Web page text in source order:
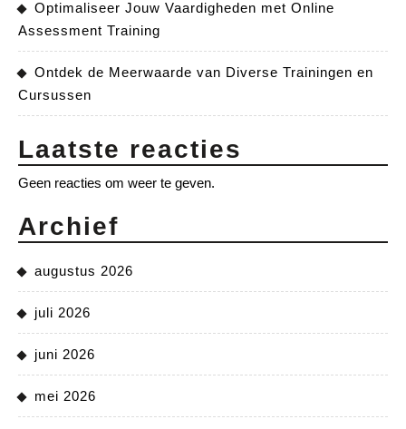
Optimaliseer Jouw Vaardigheden met Online
Assessment Training
Ontdek de Meerwaarde van Diverse Trainingen en
Cursussen
Laatste reacties
Geen reacties om weer te geven.
Archief
augustus 2026
juli 2026
juni 2026
mei 2026